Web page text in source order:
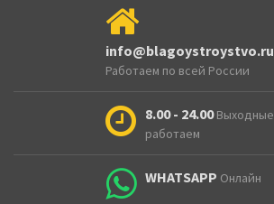
info@blagoystroystvo.ru
Работаем по всей России
8.00 - 24.00 Выходные
работаем
WHATSAPP Онлайн